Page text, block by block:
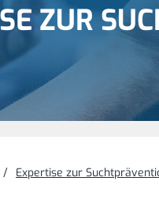
ZUR
Expertise zur